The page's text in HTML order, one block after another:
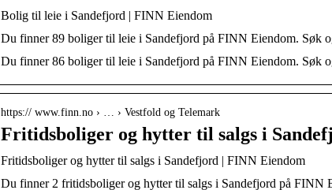
Bolig til leie i Sandefjord | FINN Eiendom
Du finner 89 boliger til leie i Sandefjord på FINN Eiendom. Søk
Du finner 86 boliger til leie i Sandefjord på FINN Eiendom. Søk
https:// www.finn.no › … › Vestfold og Telemark
Fritidsboliger og hytter til salgs i
Fritidsboliger og hytter til salgs i Sandefjord | FINN Eiendom
Du finner 2 fritidsboliger og hytter til salgs i Sandefjord på FINN